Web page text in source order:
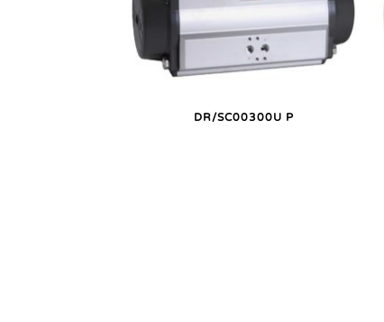
DR/SC00300U P